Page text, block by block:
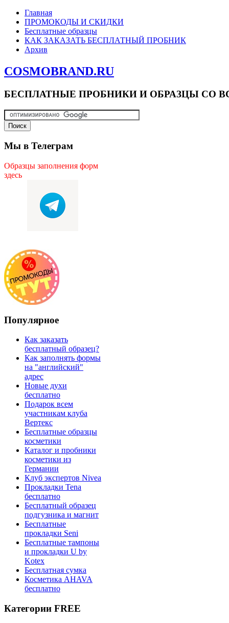
Главная
ПРОМОКОДЫ И СКИДКИ
Бесплатные образцы
КАК ЗАКАЗАТЬ БЕСПЛАТНЫЙ ПРОБНИК
Архив
COSMOBRAND.RU
БЕСПЛАТНЫЕ ПРОБНИКИ И ОБРАЗЦЫ СО
Мы в Телеграм
Образцы заполнения форм
здесь
Популярное
Как заказать
бесплатный образец?
Как заполнять формы
на "английский"
адрес
Новые духи
бесплатно
Подарок всем
участникам клуба
Вертекс
Бесплатные образцы
косметики
Каталог и пробники
косметики из
Германии
Клуб экспертов Nivea
Прокладки Tena
бесплатно
Бесплатный образец
подгузника и магнит
Бесплатные
прокладки Seni
Бесплатные тампоны
и прокладки U by
Kotex
Бесплатная сумка
Косметика AHAVA
бесплатно
Категории FREE